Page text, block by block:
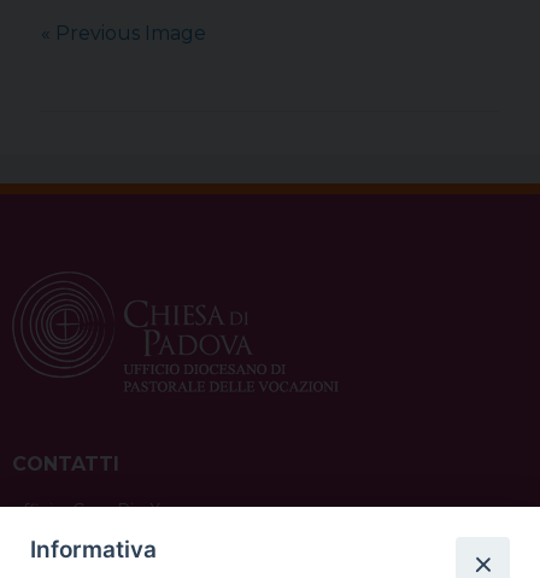
« Previous Image
CONTATTI
ufficio: Casa Pio X
via Bonporti, 20 – 35141 Padova
tel: +39 351 619 2354
Informativa